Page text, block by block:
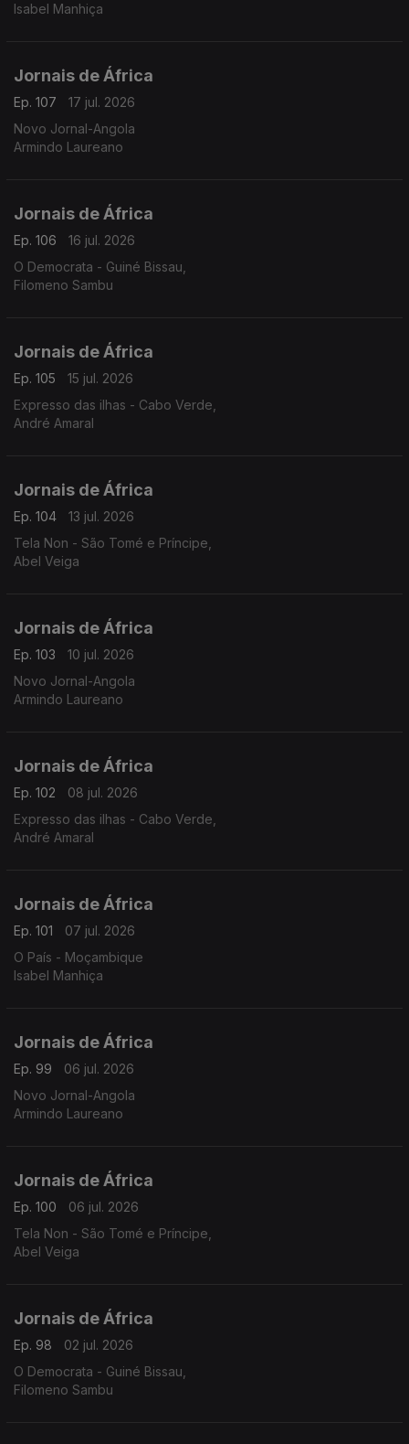
Isabel Manhiça
Jornais de África
Ep. 107
17 jul. 2026
Novo Jornal-Angola
Armindo Laureano
Jornais de África
Ep. 106
16 jul. 2026
O Democrata - Guiné Bissau,
Filomeno Sambu
Jornais de África
Ep. 105
15 jul. 2026
Expresso das ilhas - Cabo Verde,
André Amaral
Jornais de África
Ep. 104
13 jul. 2026
Tela Non - São Tomé e Príncipe,
Abel Veiga
Jornais de África
Ep. 103
10 jul. 2026
Novo Jornal-Angola
Armindo Laureano
Jornais de África
Ep. 102
08 jul. 2026
Expresso das ilhas - Cabo Verde,
André Amaral
Jornais de África
Ep. 101
07 jul. 2026
O País - Moçambique
Isabel Manhiça
Jornais de África
Ep. 99
06 jul. 2026
Novo Jornal-Angola
Armindo Laureano
Jornais de África
Ep. 100
06 jul. 2026
Tela Non - São Tomé e Príncipe,
Abel Veiga
Jornais de África
Ep. 98
02 jul. 2026
O Democrata - Guiné Bissau,
Filomeno Sambu